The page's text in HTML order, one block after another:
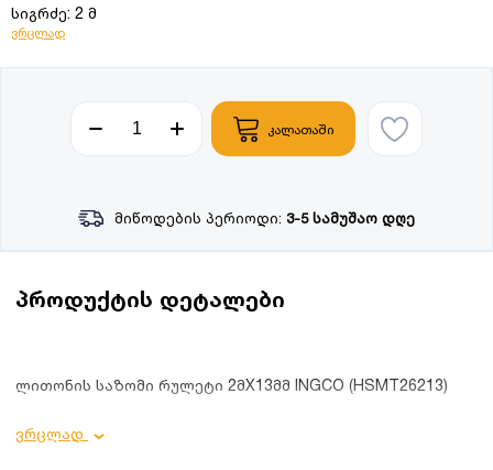
სიგრძე: 2 მ
ვრცლად
კალათაში
მიწოდების პერიოდი: 3-5 სამუშაო დღე
პროდუქტის დეტალები
ლითონის საზომი რულეტი 2მX13მმ INGCO (HSMT26213)
პროდუქტის დეტალები:
ვრცლად